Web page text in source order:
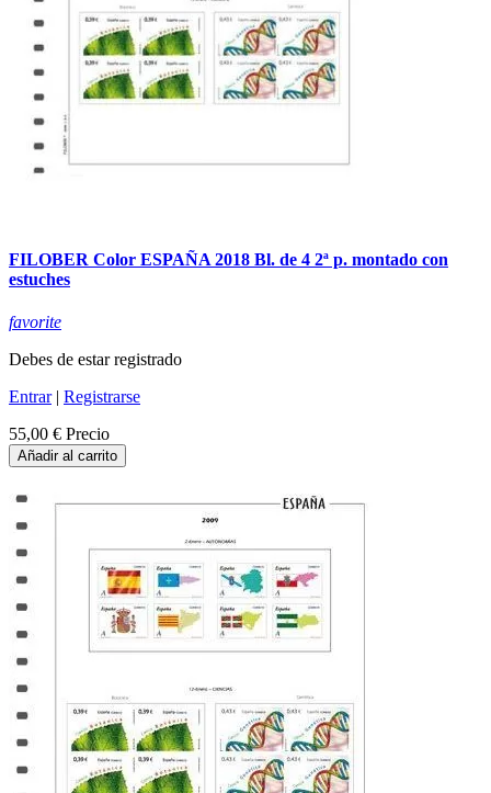
FILOBER Color ESPAÑA 2018 Bl. de 4 2ª p. montado con
estuches
favorite
Debes de estar registrado
Entrar| Registrarse
55,00 € Precio
Añadir al carrito